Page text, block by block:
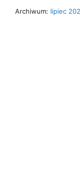
Archiwum: lipiec